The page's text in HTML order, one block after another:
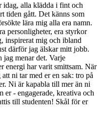
idag, alla klädda i fint och
tiden gått. Det känns som
lära mig alla era namn.
personligheter, era styrkor
inspirerat mig och ibland
därför jag älskar mitt jobb.
jag menar det. Varje
energi har varit smittsam. När
ni tar med er en sak: tro på
Ni är kapabla till mer än ni
er - engagerade, kreativa och
till studenten! Skål för er